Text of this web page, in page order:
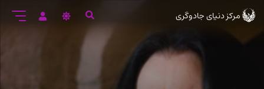
ورود
متن
مرکز دنیای جادوگری